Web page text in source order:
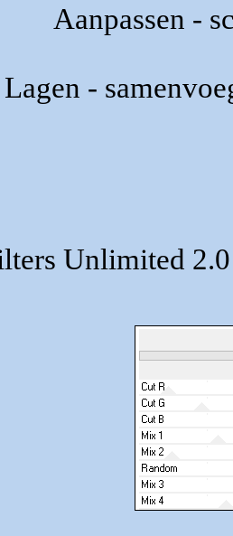
Aanpassen -
Lagen -
Unlimited